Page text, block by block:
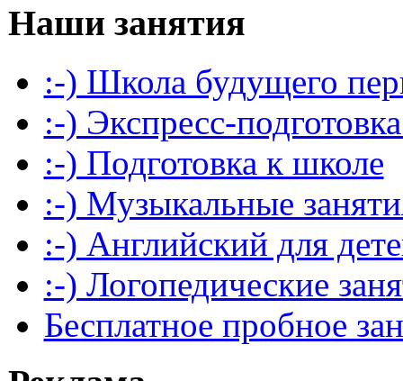
Наши занятия
:-) Школа будущего
:-) Экспресс-
:-) Подготовка к школе
:-) Музыкальные
:-) Английский для
:-) Логопедические
Бесплатное пробное